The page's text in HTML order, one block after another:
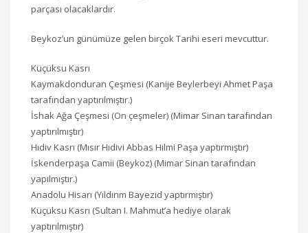
parçası olacaklardır.
Beykoz’un günümüze gelen birçok Tarihi eseri mevcuttur.
Küçüksu Kasrı
Kaymakdonduran Çeşmesi (Kanije Beylerbeyi Ahmet Paşa
tarafından yaptırılmıştır.)
İshak Ağa Çeşmesi (On çeşmeler) (Mimar Sinan tarafından
yaptırılmıştır)
Hıdiv Kasrı (Mısır Hıdivi Abbas Hilmi Paşa yaptırmıştır)
İskenderpaşa Camii (Beykoz) (Mimar Sinan tarafından
yapılmıştır.)
Anadolu Hisarı (Yıldırım Bayezid yaptırmıştır)
Küçüksu Kasrı (Sultan I. Mahmut’a hediye olarak
yaptırılmıştır)